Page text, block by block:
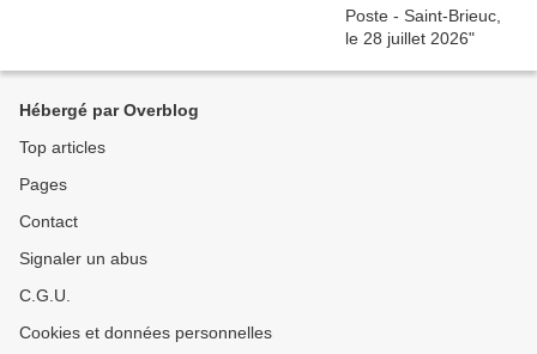
Hébergé par Overblog
Top articles
Pages
Contact
Signaler un abus
C.G.U.
Cookies et données personnelles